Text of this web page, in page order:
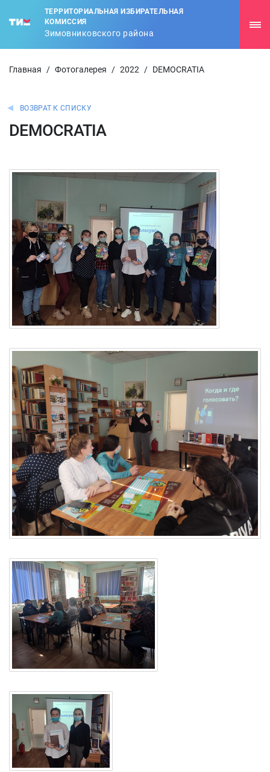
ТЕРРИТОРИАЛЬНАЯ ИЗБИРАТЕЛЬНАЯ
КОМИССИЯ
Зимовниковского района
Главная / Фотогалерея / 2022 / DEMOCRATIA
ВОЗВРАТ К СПИСКУ
DEMOCRATIA